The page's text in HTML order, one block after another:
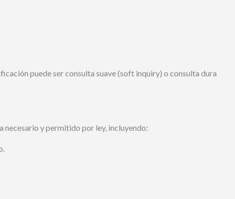
puede ser consulta suave (soft inquiry) o consulta dura
y permitido por ley, incluyendo: